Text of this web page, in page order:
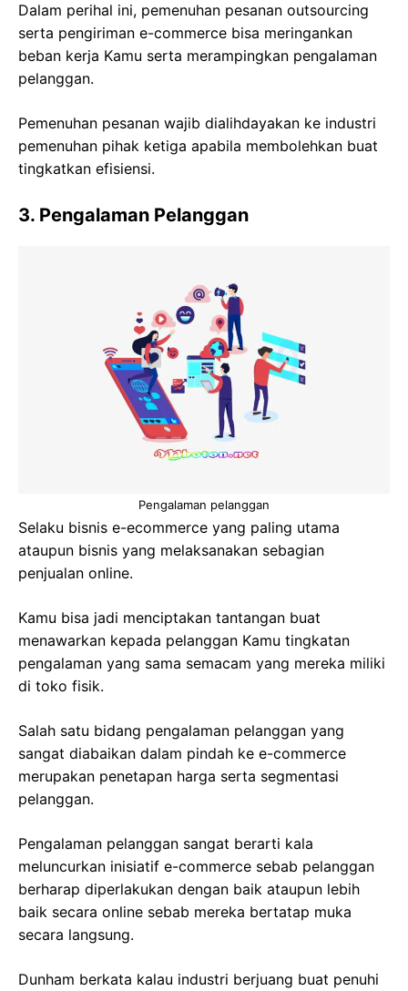
Dalam perihal ini, pemenuhan pesanan outsourcing
serta pengiriman e-commerce bisa meringankan
beban kerja Kamu serta merampingkan pengalaman
pelanggan.
Pemenuhan pesanan wajib dialihdayakan ke industri
pemenuhan pihak ketiga apabila membolehkan buat
tingkatkan efisiensi.
3. Pengalaman Pelanggan
Pengalaman pelanggan
Selaku bisnis e-ecommerce yang paling utama
ataupun bisnis yang melaksanakan sebagian
penjualan online.
Kamu bisa jadi menciptakan tantangan buat
menawarkan kepada pelanggan Kamu tingkatan
pengalaman yang sama semacam yang mereka miliki
di toko fisik.
Salah satu bidang pengalaman pelanggan yang
sangat diabaikan dalam pindah ke e-commerce
merupakan penetapan harga serta segmentasi
pelanggan.
Pengalaman pelanggan sangat berarti kala
meluncurkan inisiatif e-commerce sebab pelanggan
berharap diperlakukan dengan baik ataupun lebih
baik secara online sebab mereka bertatap muka
secara langsung.
Dunham berkata kalau industri berjuang buat penuhi